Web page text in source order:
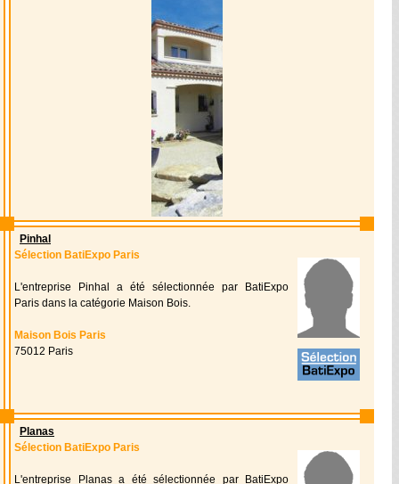
Pinhal
Sélection BatiExpo Paris
L'entreprise Pinhal a été sélectionnée par BatiExpo
Paris dans la catégorie Maison Bois.
Maison Bois Paris
75012 Paris
Planas
Sélection BatiExpo Paris
L'entreprise Planas a été sélectionnée par BatiExpo